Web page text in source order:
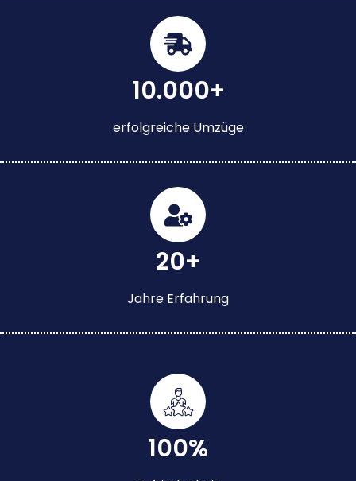
10.000+
erfolgreiche Umzüge
20+
Jahre Erfahrung
100%